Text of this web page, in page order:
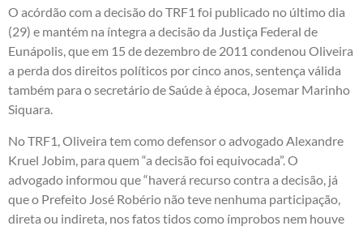
O acórdão com a decisão do TRF1 foi publicado no último dia
(29) e mantém na íntegra a decisão da Justiça Federal de
Eunápolis, que em 15 de dezembro de 2011 condenou Oliveira
a perda dos direitos políticos por cinco anos, sentença válida
também para o secretário de Saúde à época, Josemar Marinho
Siquara.
No TRF1, Oliveira tem como defensor o advogado Alexandre
Kruel Jobim, para quem “a decisão foi equivocada”. O
advogado informou que “haverá recurso contra a decisão, já
que o Prefeito José Robério não teve nenhuma participação,
direta ou indireta, nos fatos tidos como ímprobos nem houve